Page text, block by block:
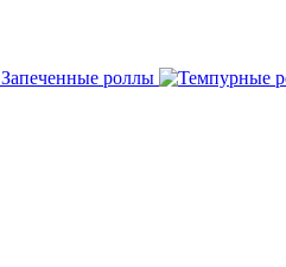
Запеченные роллы